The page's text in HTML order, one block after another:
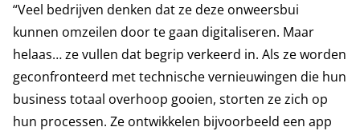
“Veel bedrijven denken dat ze deze onweersbui
kunnen omzeilen door te gaan digitaliseren. Maar
helaas… ze vullen dat begrip verkeerd in. Als ze worden
geconfronteerd met technische vernieuwingen die hun
business totaal overhoop gooien, storten ze zich op
hun processen. Ze ontwikkelen bijvoorbeeld een app